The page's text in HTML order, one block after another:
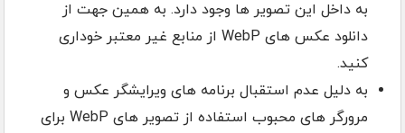
به داخل این تصویر ها وجود دارد. به همین جهت از
دانلود عکس های WebP از منابع غیر معتبر خوداری
کنید.
به دلیل عدم استقبال برنامه های ویرایشگر عکس و
مرورگر های محبوب استفاده از تصویر های WebP برای